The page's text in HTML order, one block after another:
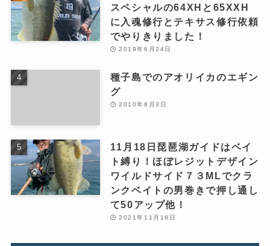
スペシャルの64XHと65XXH
に入魂修行とテキサス修行依頼
でやりきりました！
2019年6月24日
種子島でのアオリイカのエギン
グ
2010年8月3日
11月18日琵琶湖ガイドはベイ
ト縛り！ほぼレジットデザイン
ワイルドサイド７３MLでクラ
ンクベイトの男巻きで押し通し
て50アップ他！
2021年11月18日